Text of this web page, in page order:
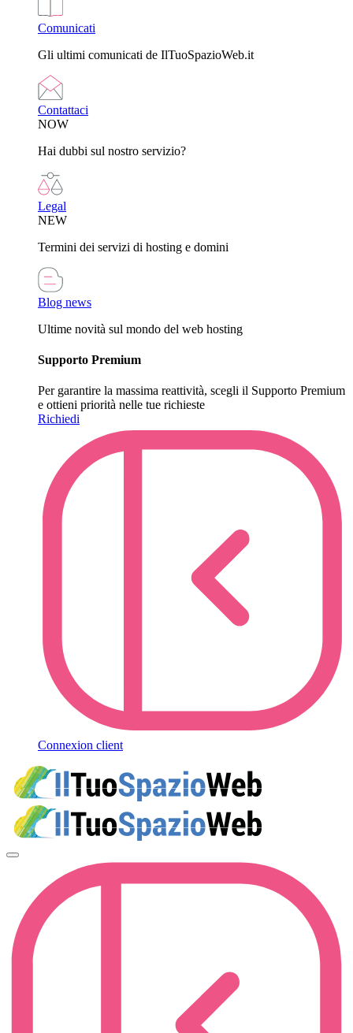
Comunicati
Gli ultimi comunicati de IlTuoSpazioWeb.it
Contattaci
NOW
Hai dubbi sul nostro servizio?
Legal
NEW
Termini dei servizi di hosting e domini
Blog news
Ultime novità sul mondo del web hosting
Supporto Premium
Per garantire la massima reattività, scegli il Supporto Premium
e ottieni priorità nelle tue richieste
Richiedi
Connexion client